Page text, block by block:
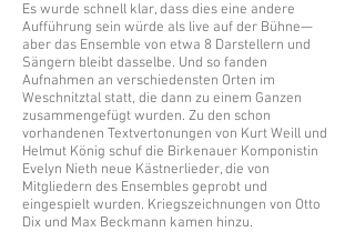
Es wurde schnell klar, dass dies eine andere
Aufführung sein würde als live auf der Bühne—
aber das Ensemble von etwa 8 Darstellern und
Sängern bleibt dasselbe. Und so fanden
Aufnahmen an verschiedensten Orten im
Weschnitztal statt, die dann zu einem Ganzen
zusammengefügt wurden. Zu den schon
vorhandenen Textvertonungen von Kurt Weill und
Helmut König schuf die Birkenauer Komponistin
Evelyn Nieth neue Kästnerlieder, die von
Mitgliedern des Ensembles geprobt und
eingespielt wurden. Kriegszeichnungen von Otto
Dix und Max Beckmann kamen hinzu.